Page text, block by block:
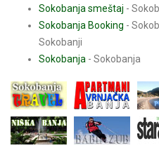
Sokobanja smeštaj -
Sokobanja Booking -
Sokobanji
Sokobanja - Sokobanja